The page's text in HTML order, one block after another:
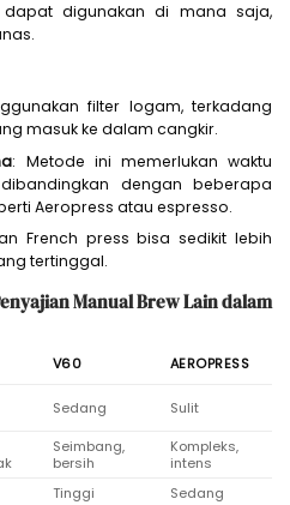
dapat digunakan di mana saja,
filter logam, terkadang
masuk ke dalam cangkir.
: Metode ini memerlukan waktu
dengan beberapa
Aeropress atau espresso.
French press bisa sedikit lebih
tertinggal.
Manual Brew Lain dalam
V60
AEROPRESS
Sedang Sulit
Seimbang,
bersih
Kompleks,
intens
Tinggi
Sedang